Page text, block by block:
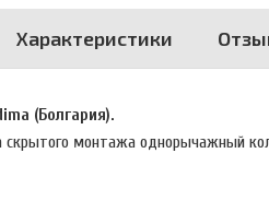
Характеристики
(Болгария).
монтажа однорычажный